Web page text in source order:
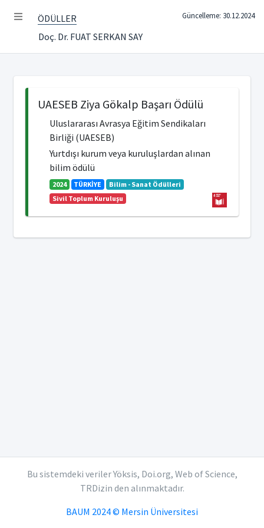
ÖDÜLLER
Doç. Dr. FUAT SERKAN SAY
Güncelleme: 30.12.2024
UAESEB Ziya Gökalp Başarı Ödülü
Uluslararası Avrasya Eğitim Sendikaları
Birliği (UAESEB)
Yurtdışı kurum veya kuruluşlardan alınan
bilim ödülü
2024 TÜRKİYE
Bilim - Sanat Ödülleri
Sivil Toplum Kuruluşu
Bu sistemdeki veriler Yöksis, Doi.org, Web of Science,
TRDizin den alınmaktadır.
BAUM 2024 © Mersin Üniversitesi